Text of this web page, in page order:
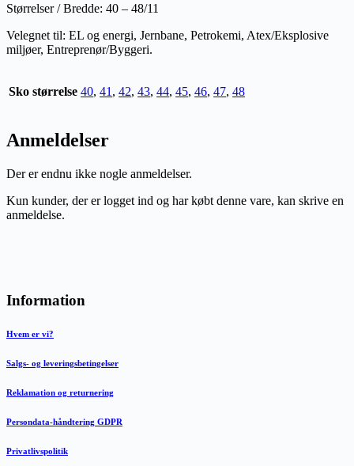
Størrelser / Bredde: 40 – 48/11
Velegnet til: EL og energi, Jernbane, Petrokemi, Atex/Eksplosive
miljøer, Entreprenør/Byggeri.
Sko størrelse 40, 41 , 42, 43, 44, 45, 46, 47, 48
Anmeldelser
Der er endnu ikke nogle anmeldelser.
Kun kunder, der er logget ind og har købt denne vare, kan skrive en
anmeldelse.
Information
Hvem er vi?
Salgs- og leveringsbetingelser
Reklamation og returnering
Persondata-håndtering GDPR
Privatlivspolitik